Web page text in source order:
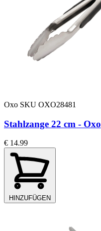
Oxo SKU OXO28481
Stahlzange 22 cm - Oxo
€ 14.99
HINZUFÜGEN